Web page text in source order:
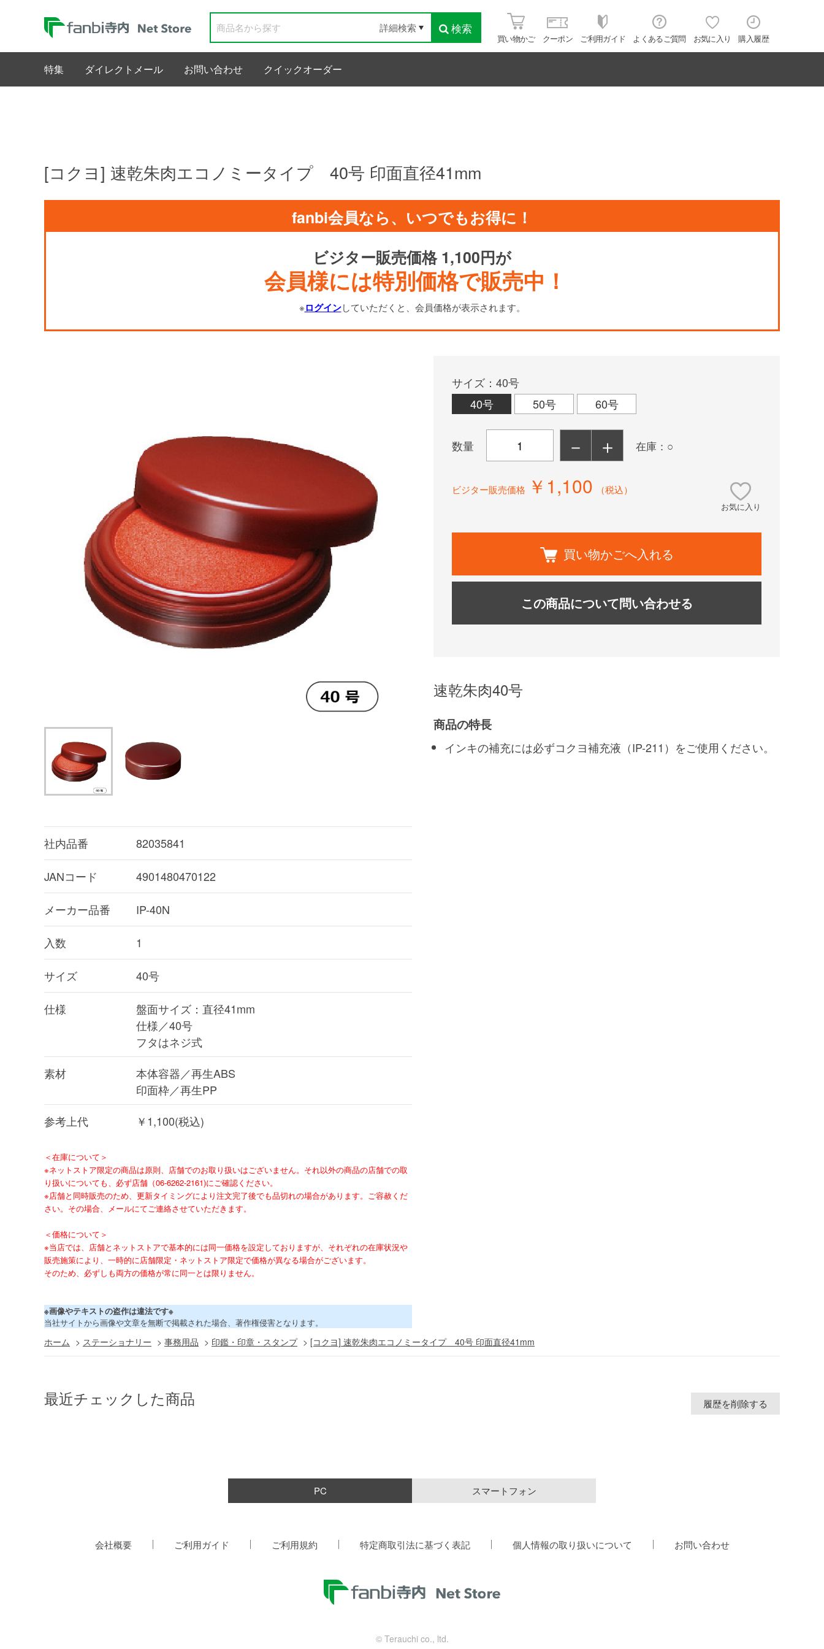
検索
詳細検索
買い物かご クーポン ご利用ガイド よくあるご質問 お気に入り 購入履歴
特集 ダイレクトメール お問い合わせ クイックオーダー
[コクヨ] 速乾朱肉エコノミータイプ 40号 印面直径41mm
fanbi会員なら、いつでもお得に！
ビジター販売価格 1,100円が
会員様には特別価格で販売中！
※ログインしていただくと、会員価格が表示されます。
社内品番 82035841
JANコード 4901480470122
メーカー品番 IP-40N
入数 1
サイズ 40号
仕様
盤面サイズ：直径41mm
仕様／40号
フタはネジ式
素材
本体容器／再生ABS
印面枠／再生PP
参考上代
￥1,100(税込)
＜在庫について＞
※ネットストア限定の商品は原則、店舗でのお取り扱いはございません。それ以外の商品の店舗での取
り扱いについても、必ず店舗（06-6262-2161)にご確認ください。
※店舗と同時販売のため、更新タイミングにより注文完了後でも品切れの場合があります。ご容赦くだ
さい。その場合、メールにてご連絡させていただきます。
＜価格について＞
※当店では、店舗とネットストアで基本的には同一価格を設定しておりますが、それぞれの在庫状況や
販売施策により、一時的に店舗限定・ネットストア限定で価格が異なる場合がございます。
そのため、必ずしも両方の価格が常に同一とは限りません。
※画像やテキストの盗作は違法です※
当社サイトから画像や文章を無断で掲載された場合、著作権侵害となります。
サイズ：40号
40号
50号 60号
数量 － ＋ 在庫：○
ビジター販売価格 ￥1,100 （税込）
お気に入り
買い物かごへ入れる
この商品について問い合わせる
速乾朱肉40号
商品の特長
インキの補充には必ずコクヨ補充液（IP-211）をご使用ください。
ホーム > ステーショナリー > 事務用品 > 印鑑・印章・スタンプ > [コクヨ] 速乾朱肉エコノミータイプ 40号 印面直径41mm
最近チェックした商品 履歴を削除する
PC スマートフォン
会社概要 ご利用ガイド ご利用規約 特定商取引法に基づく表記 個人情報の取り扱いについて お問い合わせ
© Terauchi co., ltd.